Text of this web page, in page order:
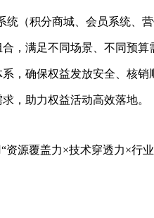
（积分商城、会员系统、
，满足不同场景、不同预算
，确保权益发放安全、核销
，助力权益活动高效落地。
源覆盖力×技术穿透力×行